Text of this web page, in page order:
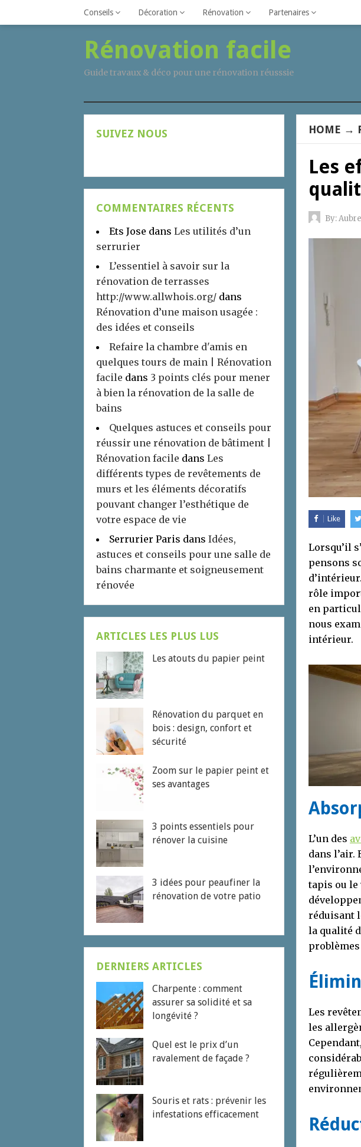
Conseils Décoration Rénovation Partenaires
Rénovation facile
Guide travaux & déco pour une rénovation réusssie
HOME →
Les
By:
Like
Lorsqu’il
pensons
rôle
en
nous
intérieur.
L’un des
dans l’air.
tapis ou le
réduisant
la qualité
Les
les
SUIVEZ NOUS
COMMENTAIRES RÉCENTS
Ets Jose dans Les utilités d’un
serrurier
L’essentiel à savoir sur la
rénovation de terrasses
http://www.allwhois.org/ dans
Rénovation d’une maison usagée :
des idées et conseils
Refaire la chambre d'amis en
quelques tours de main | Rénovation
facile dans 3 points clés pour mener
à bien la rénovation de la salle de
bains
Quelques astuces et conseils pour
réussir une rénovation de bâtiment |
Rénovation facile dans Les
différents types de revêtements de
murs et les éléments décoratifs
pouvant changer l’esthétique de
votre espace de vie
Serrurier Paris dans Idées,
astuces et conseils pour une salle de
bains charmante et soigneusement
rénovée
ARTICLES LES PLUS LUS
Les atouts du papier peint
Rénovation du parquet en
bois : design, confort et
sécurité
Zoom sur le papier peint et
ses avantages
3 points essentiels pour
rénover la cuisine
3 idées pour peaufiner la
rénovation de votre patio
DERNIERS ARTICLES
Charpente : comment
assurer sa solidité et sa
longévité ?
Quel est le prix d’un
ravalement de façade ?
Souris et rats : prévenir les
infestations efficacement